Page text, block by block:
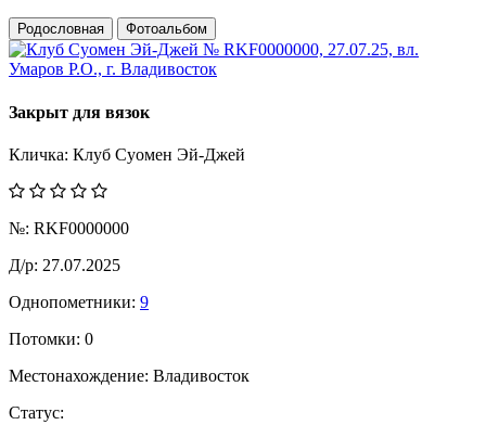
Родословная Фотоальбом
Закрыт для вязок
Кличка: Клуб Суомен Эй-Джей
№: RKF0000000
Д/р: 27.07.2025
Однопометники: 9
Потомки: 0
Местонахождение: Владивосток
Статус: